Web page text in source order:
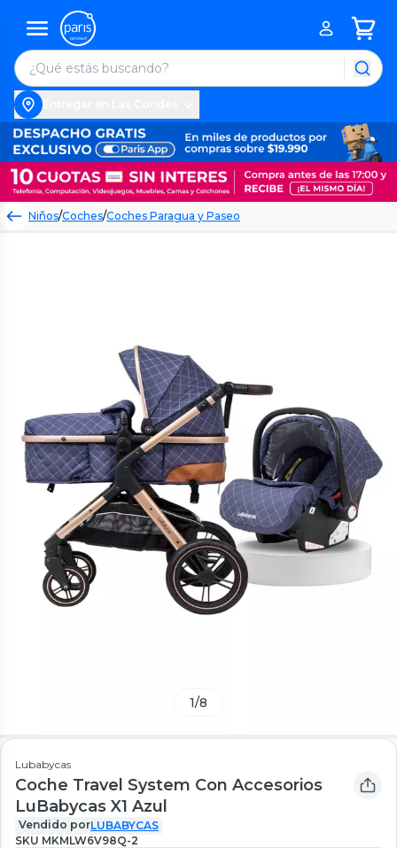
Niños/Coches/Coches Paragua y Paseo
1/8
Lubabycas
Coche Travel System Con Accesorios
LuBabycas X1 Azul
Vendido porLUBABYCAS
SKU MKMLW6V98Q-2